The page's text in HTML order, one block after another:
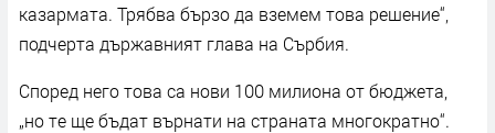
казармата. Трябва бързо да вземем това решение“,
подчерта държавният глава на Сърбия.
Според него това са нови 100 милиона от бюджета,
„но те ще бъдат върнати на страната многократно“.